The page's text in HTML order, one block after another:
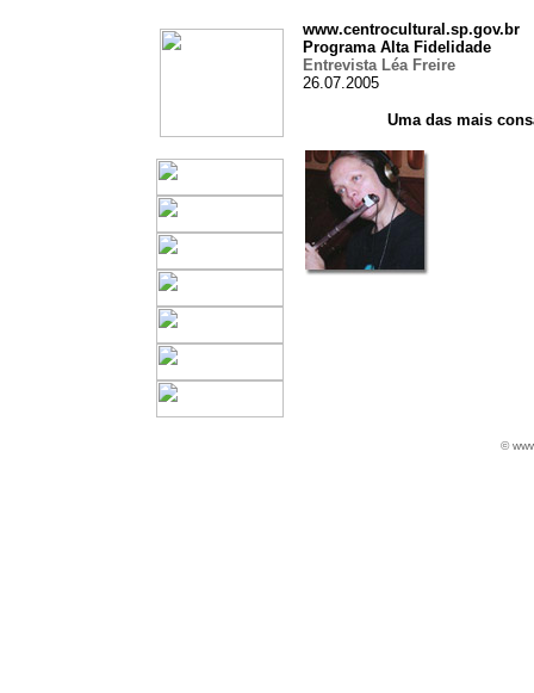
www.centrocultural.sp.gov.br
Programa Alta Fidelidade
Entrevista Léa Freire
26.07.2005
Uma das mais
©